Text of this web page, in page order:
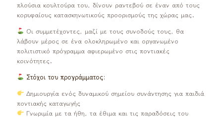
πλούσια κουλτούρα του, δίνουν ραντεβού σε έναν από τους
κορυφαίους κατασκηνωτικούς προορισμούς της χώρας μας.
Οι συμμετέχοντες, μαζί με τους συνοδούς τους, θα
λάβουν μέρος σε ένα ολοκληρωμένο και οργανωμένο
πολιτιστικό πρόγραμμα αφιερωμένο στις ποντιακές
κοινότητες.
Στόχοι του προγράμματος:
Δημιουργία ενός δυναμικού σημείου συνάντησης για παιδιά
ποντιακής καταγωγής
Γνωριμία με τα ήθη, τα έθιμα και τις παραδόσεις του